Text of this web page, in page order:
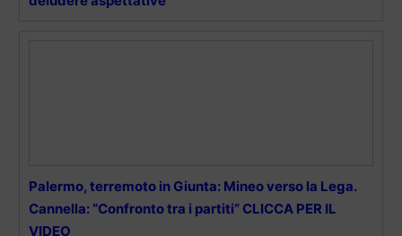
Palermo, terremoto in Giunta: Mineo verso la Lega.
Cannella: “Confronto tra i partiti” CLICCA PER IL
VIDEO